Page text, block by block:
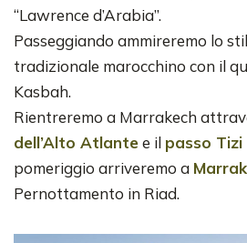
“Lawrence d’Arabia”.
Passeggiando ammireremo lo
tradizionale marocchino con il
Kasbah.
Rientreremo a Marrakech
dell’Alto Atlantee il passo Tizi
pomeriggio arriveremo a
Pernottamento in Riad.